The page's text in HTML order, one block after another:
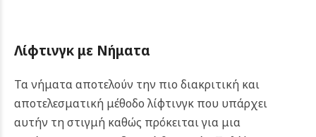
Λίφτινγκ με Νήματα
Τα νήματα αποτελούν την πιο διακριτική και
αποτελεσματική μέθοδο λίφτινγκ που υπάρχει
αυτήν τη στιγμή καθώς πρόκειται για μια